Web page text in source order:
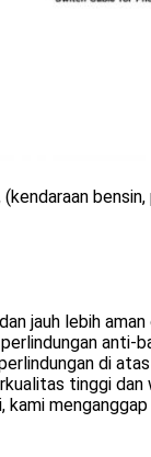
bensin,
jauh lebih
anti-
di
tinggi